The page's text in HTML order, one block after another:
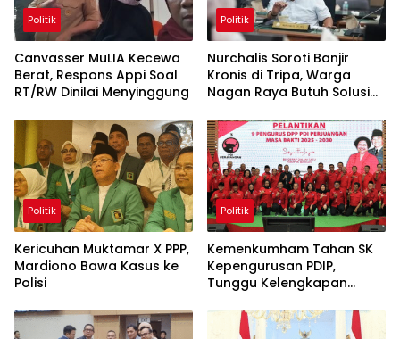
Politik
Canvasser MuLIA Kecewa
Berat, Respons Appi Soal
RT/RW Dinilai Menyinggung
Politik
Nurchalis Soroti Banjir
Kronis di Tripa, Warga
Nagan Raya Butuh Solusi
Politik
Kericuhan Muktamar X PPP,
Mardiono Bawa Kasus ke
Polisi
Politik
Kemenkumham Tahan SK
Kepengurusan PDIP,
Tunggu Kelengkapan